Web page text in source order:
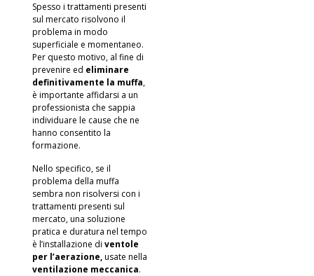
Spesso i trattamenti presenti
sul mercato risolvono il
problema in modo
superficiale e momentaneo.
Per questo motivo, al fine di
prevenire ed eliminare
definitivamente la muffa,
è importante affidarsi a un
professionista che sappia
individuare le cause che ne
hanno consentito la
formazione.
Nello specifico, se il
problema della muffa
sembra non risolversi con i
trattamenti presenti sul
mercato, una soluzione
pratica e duratura nel tempo
è l’installazione di ventole
per l’aerazione,usate nella
ventilazione meccanica.